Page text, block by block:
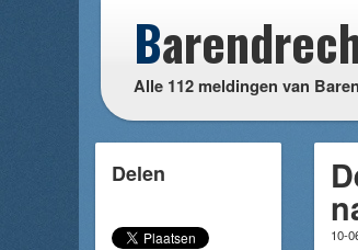
B
Alle 112 meldingen van
Delen
10-